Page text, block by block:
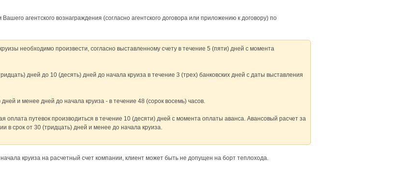
агентского вознаграждения (согласно агентского договора или приложению к договору) по
необходимо произвести, согласно выставленному счету в течение 5 (пяти) дней с момента
дней до 10 (десять) дней до начала круиза в течение 3 (трех) банковских дней с даты выставления
и менее дней до начала круиза - в течение 48 (сорок восемь) часов.
оплата путевок производиться в течение 10 (десяти) дней с момента оплаты аванса. Авансовый расчет за
в срок от 30 (тридцать) дней и менее до начала круиза.
круиза на расчетный счет компании, клиент может быть не допущен на борт теплохода.